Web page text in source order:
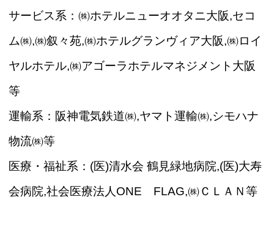
サービス系：㈱ホテルニューオオタニ大阪,セコ
ム㈱,㈱叙々苑,㈱ホテルグランヴィア大阪,㈱ロイ
ヤルホテル,㈱アゴーラホテルマネジメント大阪
等
運輸系：阪神電気鉄道㈱,ヤマト運輸㈱,シモハナ
物流㈱等
医療・福祉系：(医)清水会 鶴見緑地病院,(医)大寿
会病院,社会医療法人ONE FLAG,㈱ＣＬＡＮ等